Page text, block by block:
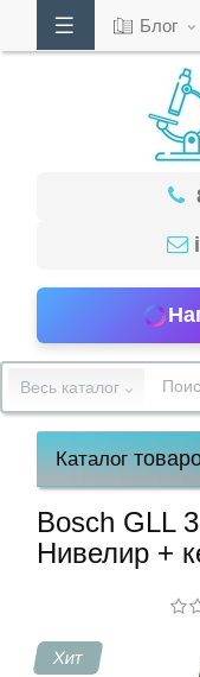
53-
15
работы
Блог
Весь каталог
Каталог
Bosch GLL
Нивелир +
Хит